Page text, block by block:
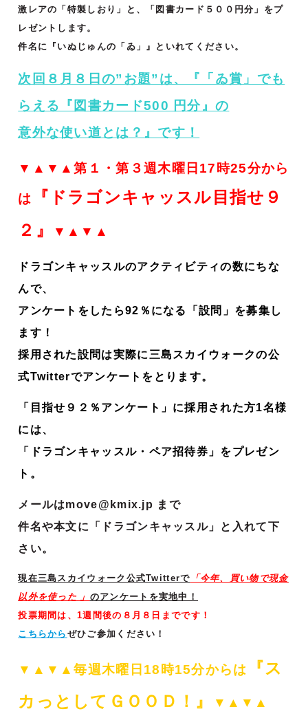
激レアの「特製しおり」と、「図書カード５００円分」をプ
レゼントします。
件名に『いぬじゅんの「ゐ」』といれてください。
次回８月８日の”お題”は、『「ゐ賞」でも
らえる『図書カード500 円分』の
意外な使い道とは？』です！
▼▲▼▲第１・第３週木曜日17時25分から
は
『ドラゴンキャッスル目指せ９
２』
▼▲▼▲
ドラゴンキャッスルのアクティビティの数にちな
んで、
アンケートをしたら92％になる「設問」を募集し
ます！
採用された設問は実際に三島スカイウォークの公
式Twitterでアンケートをとります。
「目指せ９２％アンケート」に採用された方1名様
には、
「ドラゴンキャッスル・ペア招待券」をプレゼン
ト。
メールはmove@kmix.jp まで
件名や本文に「ドラゴンキャッスル」と入れて下
さい。
現在三島スカイウォーク公式Twitterで 「今年、買い物で現金
以外を使った 」 のアンケートを実地中！
投票期間は、1週間後の８月８日までです！
こちらから ぜひご参加ください！
▼▲▼▲毎週木曜日18時15分からは
『ス
カっとして ＧＯＯＤ！』 ▼▲▼▲